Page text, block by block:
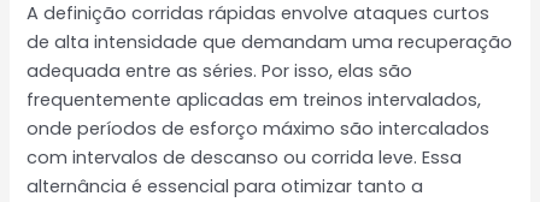
A definição corridas rápidas envolve ataques curtos
de alta intensidade que demandam uma recuperação
adequada entre as séries. Por isso, elas são
frequentemente aplicadas em treinos intervalados,
onde períodos de esforço máximo são intercalados
com intervalos de descanso ou corrida leve. Essa
alternância é essencial para otimizar tanto a